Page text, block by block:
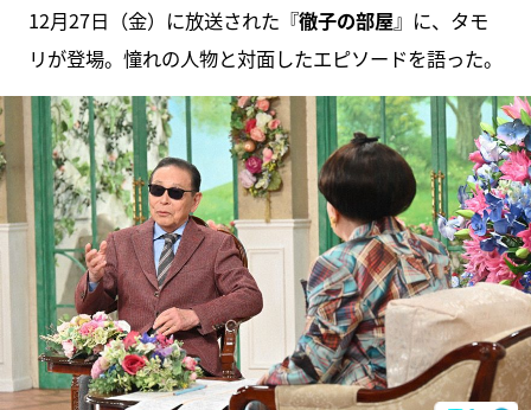
12月27日（金）に放送された『徹子の部屋』に、タモ
リが登場。憧れの人物と対面したエピソードを語った。